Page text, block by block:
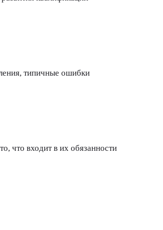
типичные ошибки
что входит в их обязанности